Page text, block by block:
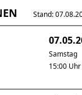
Stand:
Samstag
15:00 Uhr